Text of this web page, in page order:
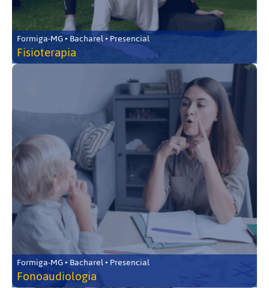
Formiga-MG • Bacharel • Presencial
Fisioterapia
Formiga-MG • Bacharel • Presencial
Fonoaudiologia